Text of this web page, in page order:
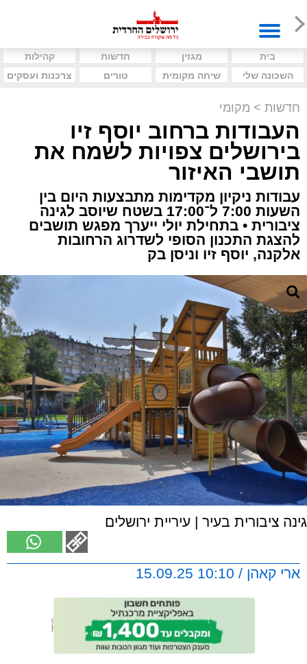
בית מגזין חדשות
קהילות
השכונה שלי
שיחה מקומית טורים צרכנות ועסקים
חדשות > מקומי
העבודות ברחוב יוסף זיו
בירושלים צפויות לשמח את
תושבי האיזור
עבודות ניקיון מקדימות מתבצעות היום בין
השעות 7:00 ל־17:00 בשטח שיוסב לגינה
ציבורית • בתחילת יולי ייערך מפגש תושבים
להצגת התכנון הסופי לשדרוג הרחובות
אלקנה, יוסף זיו וניסן בק
גינה ציבורית בעיר | עיריית ירושלים
ארי קאהן / 10:10 15.09.25